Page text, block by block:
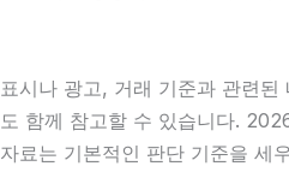
표시나 광고, 거래 기준과 관련된
도 함께 참고할 수 있습니다.
자료는 기본적인 판단 기준을 세